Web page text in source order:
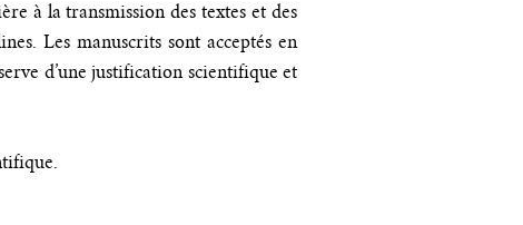
à la transmission des textes et des
Les manuscrits sont acceptés en
d’une justification scientifique et